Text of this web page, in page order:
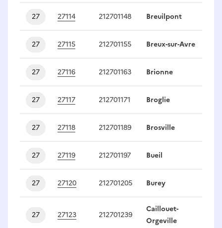
27 27114 212701148 Breuilpont
27 27115 212701155 Breux-sur-Avre
27 27116 212701163 Brionne
27 27117 212701171 Broglie
27 27118 212701189 Brosville
27 27119 212701197 Bueil
27 27120 212701205 Burey
27 27123 212701239
Caillouet-
Orgeville